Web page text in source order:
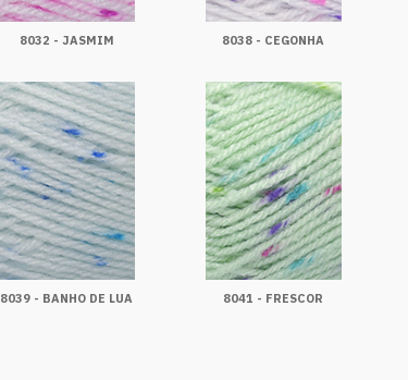
8032 - JASMIM 8038 - CEGONHA
8039 - BANHO DE LUA 8041 - FRESCOR